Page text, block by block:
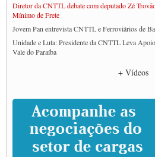
Diretor da CNTTL debate com deputado Zé
Mínimo de Frete
Jovem Pan entrevista CNTTL e Ferroviários de
Unidade e Luta: Presidente da CNTTL Leva
Vale do Paraíba
Caminhoneiros prometem paralisação e cobram
CNTTL e lideranças de caminhoneiros participam
rodovias
Paulinho e Litti debatem política global para
SUTCRA no Uruguai
+ Vídeos